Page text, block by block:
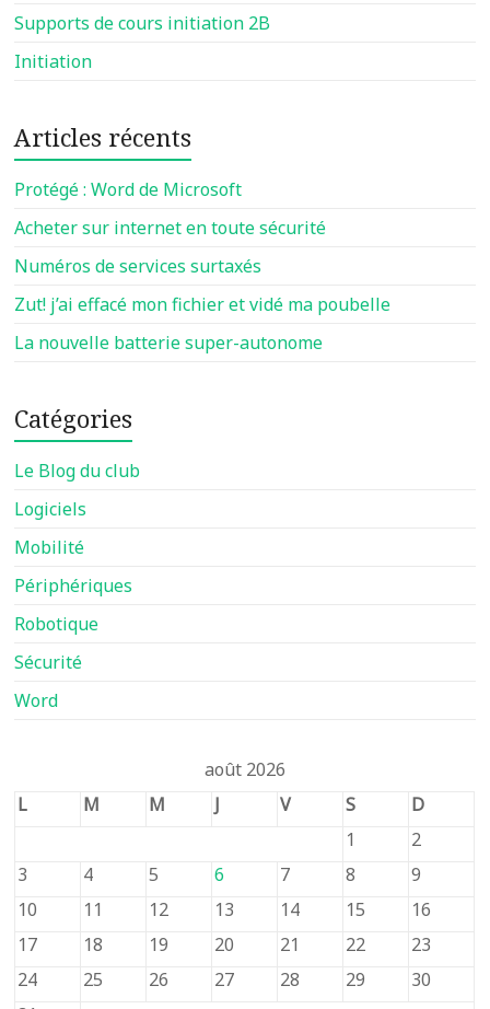
Supports de cours initiation 2B
Initiation
Articles récents
Protégé : Word de Microsoft
Acheter sur internet en toute sécurité
Numéros de services surtaxés
Zut! j’ai effacé mon fichier et vidé ma poubelle
La nouvelle batterie super-autonome
Catégories
Le Blog du club
Logiciels
Mobilité
Périphériques
Robotique
Sécurité
Word
août 2026
L
M M J V S
D
1
2
3
4 5 6 7 8
9
10
11 12 13 14 15
16
17
18 19 20 21 22
23
24
25 26 27 28 29
30